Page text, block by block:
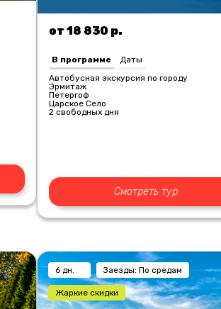
от 18 830 р.
В программе
Даты
Автобусная экскурсия по городу
Эрмитаж
Петергоф
Царское Село
2 свободных дня
Смотреть тур
6 дн. Заезды: По средам
Жаркие скидки